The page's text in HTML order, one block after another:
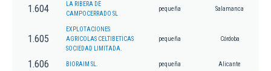
1.604
LA RIBERA DE
CAMPOCERRADO SL
pequeña Salamanca
1.605
EXPLOTACIONES
AGRICOLAS CELTIBETICAS
SOCIEDAD LIMITADA.
pequeña Córdoba
1.606 BIORAIM SL. pequeña Alicante